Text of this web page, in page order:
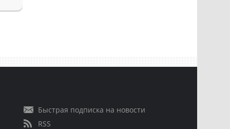
Быстрая подписка на новости
RSS